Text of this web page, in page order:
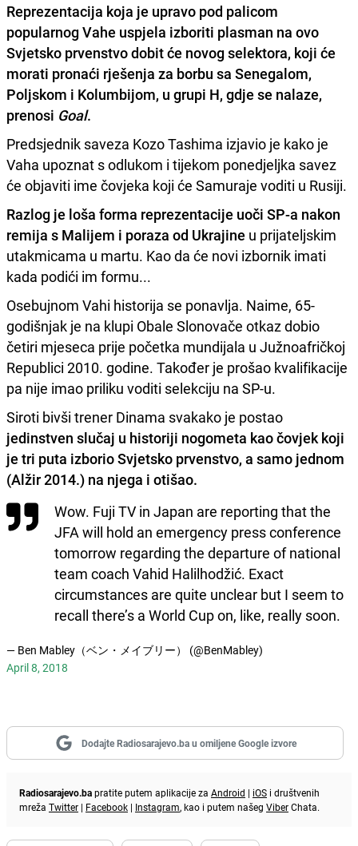
Reprezentacija koja je upravo pod palicom
popularnog Vahe uspjela izboriti plasman na ovo
Svjetsko prvenstvodobit će novog selektora, koji će
morati pronaći rješenja za borbu sa Senegalom,
Poljskom i Kolumbijom, u grupi H, gdje se nalaze,
prenosi Goal.
Predsjednik saveza Kozo Tashima izjavio je kako je
Vaha upoznat s odlukom i tijekom ponedjeljka savez
će objaviti ime čovjeka koji će Samuraje voditi u Rusiji.
Razlog je loša forma reprezentacije uoči SP-a nakon
remija s Malijem i poraza od Ukrajine u prijateljskim
utakmicama u martu. Kao da će novi izbornik imati
kada podići im formu...
Osebujnom Vahi historija se ponavlja. Naime, 65-
godišnjak je na klupi Obale Slonovače otkaz dobio
četiri mjeseca prije početka mundijala u Južnoafričkoj
Republici 2010. godine. Također je prošao kvalifikacije
pa nije imao priliku voditi selekciju na SP-u.
Siroti bivši trener Dinama svakako je postao
jedinstven slučaj u historiji nogometa kao čovjek koji
je tri puta izborio Svjetsko prvenstvo, a samo jednom
(Alžir 2014.) na njega i otišao.
Wow. Fuji TV in Japan are reporting that the
JFA will hold an emergency press conference
tomorrow regarding the departure of national
team coach Vahid Halilhodžić. Exact
circumstances are quite unclear but I seem to
recall there’s a World Cup on, like, really soon.
— Ben Mabley（ベン・メイブリー） (@BenMabley)
April 8, 2018
Dodajte Radiosarajevo.ba u omiljene Google izvore
Radiosarajevo.bapratite putem aplikacije za Android | iOS i društvenih
mreža Twitter | Facebook | Instagram, kao i putem našeg ViberChata.